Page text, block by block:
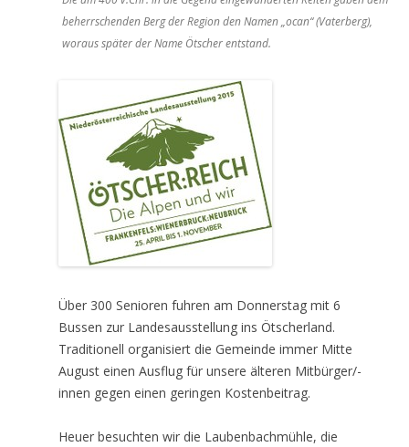
beherrschenden Berg der Region den Namen „ocan“ (Vaterberg),
woraus später der Name Ötscher entstand.
Über 300 Senioren fuhren am Donnerstag mit 6
Bussen zur Landesausstellung ins Ötscherland.
Traditionell organisiert die Gemeinde immer Mitte
August einen Ausflug für unsere älteren Mitbürger/-
innen gegen einen geringen Kostenbeitrag.
Heuer besuchten wir die Laubenbachmühle, die